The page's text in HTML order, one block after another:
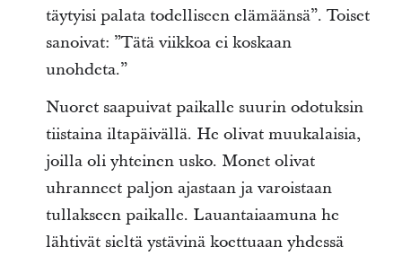
täytyisi palata todelliseen elämäänsä”. Toiset
sanoivat: ”Tätä viikkoa ei koskaan
unohdeta.”
Nuoret saapuivat paikalle suurin odotuksin
tiistaina iltapäivällä. He olivat muukalaisia,
joilla oli yhteinen usko. Monet olivat
uhranneet paljon ajastaan ja varoistaan
tullakseen paikalle. Lauantaiaamuna he
lähtivät sieltä ystävinä koettuaan yhdessä